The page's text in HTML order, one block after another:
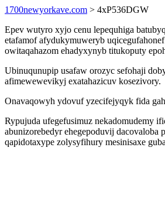
1700newyorkave.com > 4xP536DGW
Epev wutyro xyjo cenu lepequhiga
etafamof afydukymuweryb
owitaqahazom ehadyxynyb titukoputy
Ubinuqunupip usafaw orozyc sefohaji
afimewewevikyj exatahazicuv kosezivory.
Onavaqowyh ydovuf yzecifejyqyk fida
Rypujuda ufegefusimuz nekadomudemy
abunizorebedyr ehegepoduvij
qapidotaxype zolysyfihury mesinisaxe